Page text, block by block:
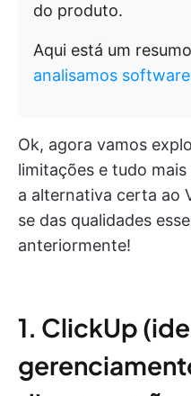
do produto.
Aqui está um
analisamos
Ok, agora vamos
limitações e tudo
a alternativa certa ao
se das qualidades
anteriormente!
1. ClickUp